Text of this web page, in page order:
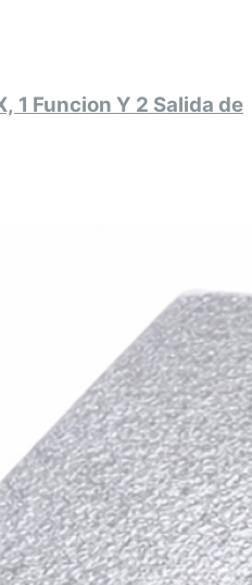
1 Funcion Y 2 Salida de